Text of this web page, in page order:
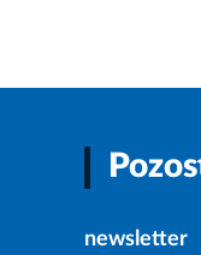
newsletter